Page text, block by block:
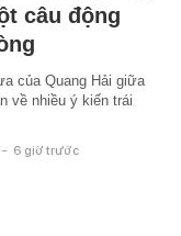
câu động
của Quang Hải giữa
về nhiều ý kiến trái
- 6 giờ trước